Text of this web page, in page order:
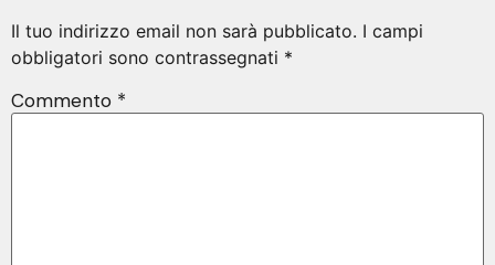
Il tuo indirizzo email non sarà pubblicato. I campi
obbligatori sono contrassegnati *
Commento *